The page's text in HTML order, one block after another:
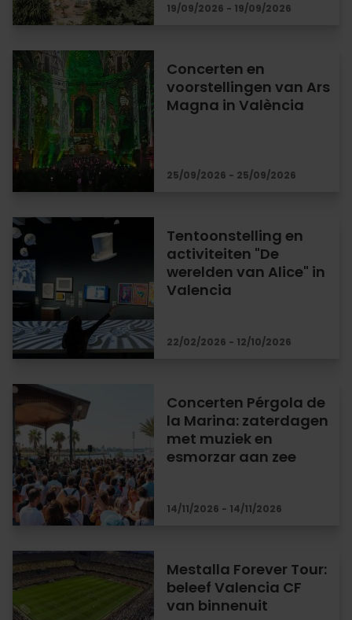
19/09/2026 - 19/09/2026
Concerten en
voorstellingen van Ars
Magna in València
25/09/2026 - 25/09/2026
Tentoonstelling en
activiteiten "De
werelden van Alice" in
Valencia
22/02/2026 - 12/10/2026
Concerten Pérgola de
la Marina: zaterdagen
met muziek en
esmorzar aan zee
14/11/2026 - 14/11/2026
Mestalla Forever Tour:
beleef Valencia CF
van binnenuit